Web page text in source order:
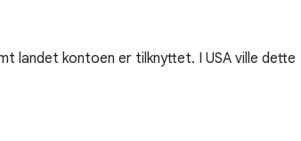
landet kontoen er tilknyttet. I USA ville dette